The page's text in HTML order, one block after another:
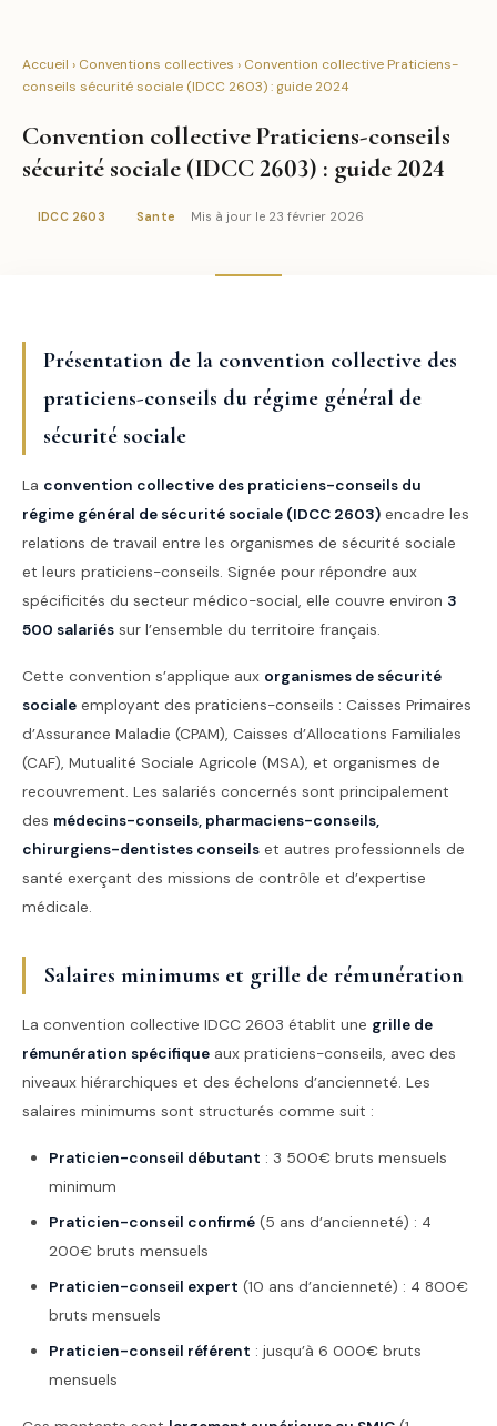
Accueil › Conventions collectives › Convention collective Praticiens-
conseils sécurité sociale (IDCC 2603) : guide 2024
Convention collective Praticiens-conseils
sécurité sociale (IDCC 2603) : guide 2024
IDCC 2603 Sante Mis à jour le 23 février 2026
Présentation de la convention collective des
praticiens-conseils du régime général de
sécurité sociale
La convention collective des praticiens-conseils du
régime général de sécurité sociale (IDCC 2603) encadre les
relations de travail entre les organismes de sécurité sociale
et leurs praticiens-conseils. Signée pour répondre aux
spécificités du secteur médico-social, elle couvre environ 3
500 salariés sur l’ensemble du territoire français.
Cette convention s’applique aux organismes de sécurité
sociale employant des praticiens-conseils : Caisses Primaires
d’Assurance Maladie (CPAM), Caisses d’Allocations Familiales
(CAF), Mutualité Sociale Agricole (MSA), et organismes de
recouvrement. Les salariés concernés sont principalement
des médecins-conseils, pharmaciens-conseils,
chirurgiens-dentistes conseils et autres professionnels de
santé exerçant des missions de contrôle et d’expertise
médicale.
Salaires minimums et grille de rémunération
La convention collective IDCC 2603 établit une grille de
rémunération spécifique aux praticiens-conseils, avec des
niveaux hiérarchiques et des échelons d’ancienneté. Les
salaires minimums sont structurés comme suit :
Praticien-conseil débutant : 3 500€ bruts mensuels
minimum
Praticien-conseil confirmé (5 ans d’ancienneté) : 4
200€ bruts mensuels
Praticien-conseil expert (10 ans d’ancienneté) : 4 800€
bruts mensuels
Praticien-conseil référent : jusqu’à 6 000€ bruts
mensuels